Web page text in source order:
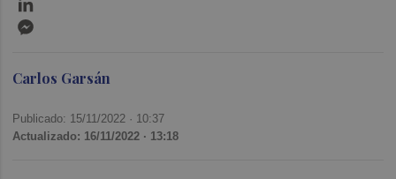
Carlos Garsán
Publicado: 15/11/2022 · 10:37
Actualizado: 16/11/2022 · 13:18